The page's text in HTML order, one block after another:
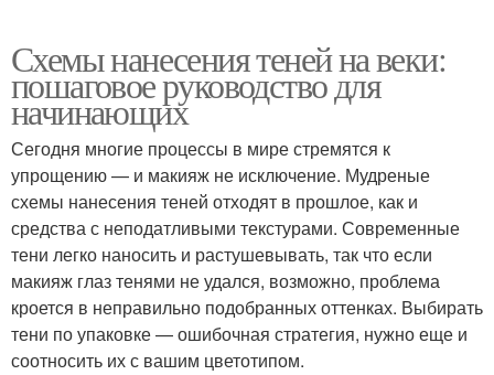
Схемы нанесения теней на веки:
пошаговое руководство для
начинающих
Сегодня многие процессы в мире стремятся к
упрощению — и макияж не исключение. Мудреные
схемы нанесения теней отходят в прошлое, как и
средства с неподатливыми текстурами. Современные
тени легко наносить и растушевывать, так что если
макияж глаз тенями не удался, возможно, проблема
кроется в неправильно подобранных оттенках. Выбирать
тени по упаковке — ошибочная стратегия, нужно еще и
соотносить их с вашим цветотипом.